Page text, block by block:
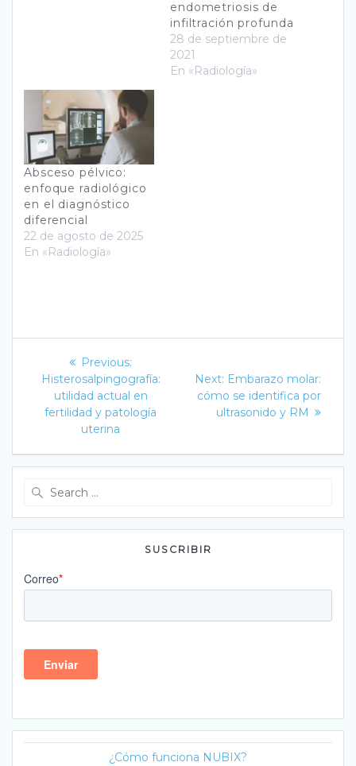
endometriosis de
infiltración profunda
28 de septiembre de
2021
En «Radiología»
Absceso pélvico:
enfoque radiológico
en el diagnóstico
diferencial
22 de agosto de 2025
En «Radiología»
Navegación
entradas
Previous:
post:
Histerosalpingografía:
utilidad actual en
fertilidad y patología
uterina
Next: Next
post:
Embarazo molar:
cómo se identifica por
ultrasonido y RM
SUSCRIBIR
¿Cómo funciona NUBIX?